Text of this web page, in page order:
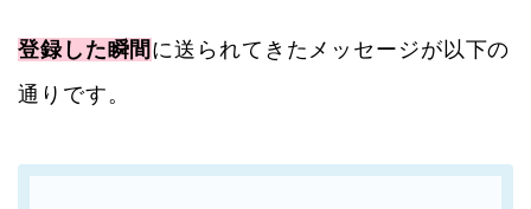
登録した瞬間 に送られてきたメッセージが以下の
通りです。